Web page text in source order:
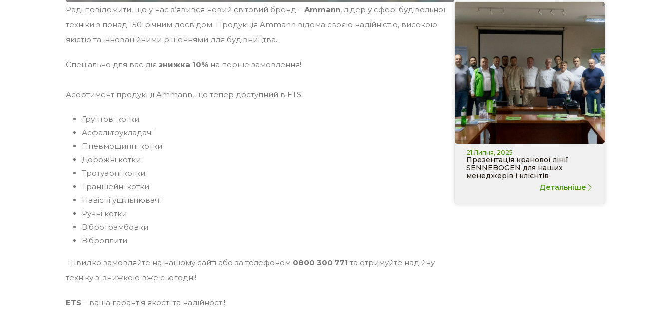
Раді повідомити, що у нас з’явився новий світовий бренд – Ammann, лідер у сфері будівельної
техніки з понад 150-річним досвідом. Продукція Ammann відома своєю надійністю, високою
якістю та інноваційними рішеннями для будівництва.
Спеціально для вас діє знижка 10% на перше замовлення!
Асортимент продукції Ammann, що тепер доступний в ETS:
Ґрунтові котки
Асфальтоукладачі
Пневмошинні котки
Дорожні котки
Тротуарні котки
Траншейні котки
Навісні ущільнювачі
Ручні котки
Вібротрамбовки
Віброплити
Швидко замовляйте на нашому сайті або за телефоном 0800 300 771 та отримуйте надійну
техніку зі знижкою вже сьогодні!
ETS – ваша гарантія якості та надійності!
21 Липня, 2025
Презентація кранової лінії
SENNEBOGEN для наших
менеджерів і клієнтів
Детальніше